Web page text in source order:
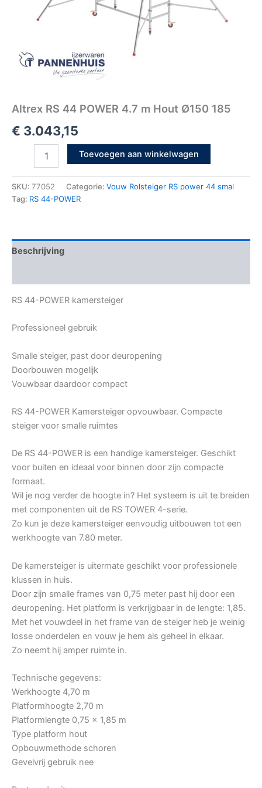
Altrex RS 44 POWER 4.7 m Hout Ø150 185
€ 3.043,15
Toevoegen aan winkelwagen
SKU: 77052 Categorie: Vouw Rolsteiger RS power 44 smal
Tag: RS 44-POWER
Beschrijving
RS 44-POWER kamersteiger
Professioneel gebruik
Smalle steiger, past door deuropening
Doorbouwen mogelijk
Vouwbaar daardoor compact
RS 44-POWER Kamersteiger opvouwbaar. Compacte
steiger voor smalle ruimtes
De RS 44-POWER is een handige kamersteiger. Geschikt
voor buiten en ideaal voor binnen door zijn compacte
formaat.
Wil je nog verder de hoogte in? Het systeem is uit te breiden
met componenten uit de RS TOWER 4-serie.
Zo kun je deze kamersteiger eenvoudig uitbouwen tot een
werkhoogte van 7.80 meter.
De kamersteiger is uitermate geschikt voor professionele
klussen in huis.
Door zijn smalle frames van 0,75 meter past hij door een
deuropening. Het platform is verkrijgbaar in de lengte: 1,85.
Met het vouwdeel in het frame van de steiger heb je weinig
losse onderdelen en vouw je hem als geheel in elkaar.
Zo neemt hij amper ruimte in.
Technische gegevens:
Werkhoogte 4,70 m
Platformhoogte 2,70 m
Platformlengte 0,75 x 1,85 m
Type platform hout
Opbouwmethode schoren
Gevelvrij gebruik nee